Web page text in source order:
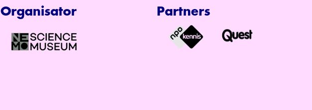
Organisator Partners